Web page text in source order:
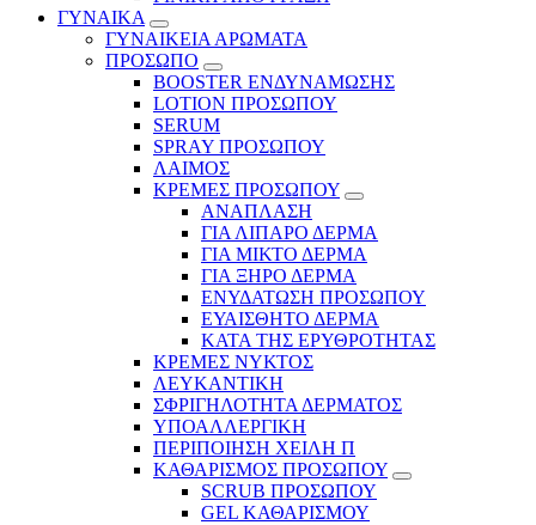
ΓΥΝΑΙΚΑ
ΓΥΝΑΙΚΕΙΑ ΑΡΩΜΑΤΑ
ΠΡΟΣΩΠΟ
BOOSTER ΕΝΔΥΝΑΜΩΣΗΣ
LOTION ΠΡΟΣΩΠΟΥ
SERUM
SPRAY ΠΡΟΣΩΠΟΥ
ΛΑΙΜΟΣ
ΚΡΕΜΕΣ ΠΡΟΣΩΠΟΥ
ΑΝΑΠΛΑΣΗ
ΓΙΑ ΛΙΠΑΡΟ ΔΕΡΜΑ
ΓΙΑ ΜΙΚΤΟ ΔΕΡΜΑ
ΓΙΑ ΞΗΡΟ ΔΕΡΜΑ
ΕΝΥΔΑΤΩΣΗ ΠΡΟΣΩΠΟΥ
ΕΥΑΙΣΘΗΤΟ ΔΕΡΜΑ
ΚΑΤΑ ΤΗΣ ΕΡΥΘΡΟΤΗΤΑΣ
ΚΡΕΜΕΣ ΝΥΚΤΟΣ
ΛΕΥΚΑΝΤΙΚΗ
ΣΦΡΙΓΗΛΟΤΗΤΑ ΔΕΡΜΑΤΟΣ
ΥΠΟΑΛΛΕΡΓΙΚΗ
ΠΕΡΙΠΟΙΗΣΗ ΧΕΙΛΗ Π
ΚΑΘΑΡΙΣΜΟΣ ΠΡΟΣΩΠΟΥ
SCRUB ΠΡΟΣΩΠΟΥ
GEL ΚΑΘΑΡΙΣΜΟΥ